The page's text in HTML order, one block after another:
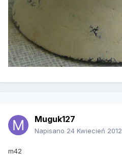
Muguk127
Napisano 24 Kwiecień 2012
m42